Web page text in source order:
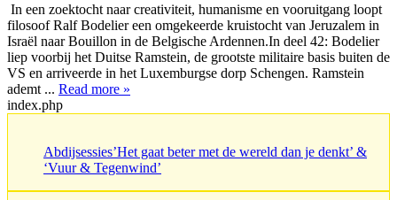
In een zoektocht naar creativiteit, humanisme en vooruitgang loopt
filosoof Ralf Bodelier een omgekeerde kruistocht van Jeruzalem in
Israël naar Bouillon in de Belgische Ardennen.In deel 42: Bodelier
liep voorbij het Duitse Ramstein, de grootste militaire basis buiten de
VS en arriveerde in het Luxemburgse dorp Schengen. Ramstein
ademt ... Read more »
index.php
Abdijsessies’Het gaat beter met de wereld dan je denkt’ &
‘Vuur & Tegenwind’